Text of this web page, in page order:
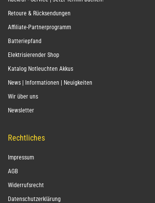
Retoure & Rücksendungen
Affiliate-Partnerprogramm
Batteriepfand
Elektrisierender Shop
Katalog Notleuchten Akkus
News | Informationen | Neuigkeiten
Wir über uns
Newsletter
Rechtliches
Impressum
AGB
Widerrufsrecht
Datenschutzerklärung